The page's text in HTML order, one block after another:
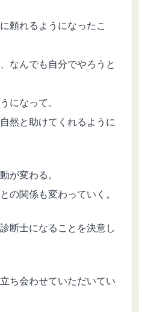
頼れるようになったこ
なんでも自分でやろうと
になって。
然と助けてくれるように
が変わる。
の関係も変わっていく。
断士になることを決意し
ち会わせていただいてい